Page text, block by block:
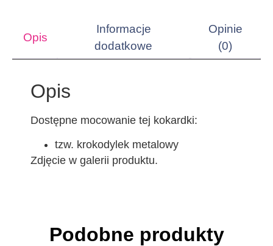
Opis
Informacje
dodatkowe
Opinie
(0)
Opis
Dostępne mocowanie tej kokardki:
tzw. krokodylek metalowy
Zdjęcie w galerii produktu.
Podobne produkty